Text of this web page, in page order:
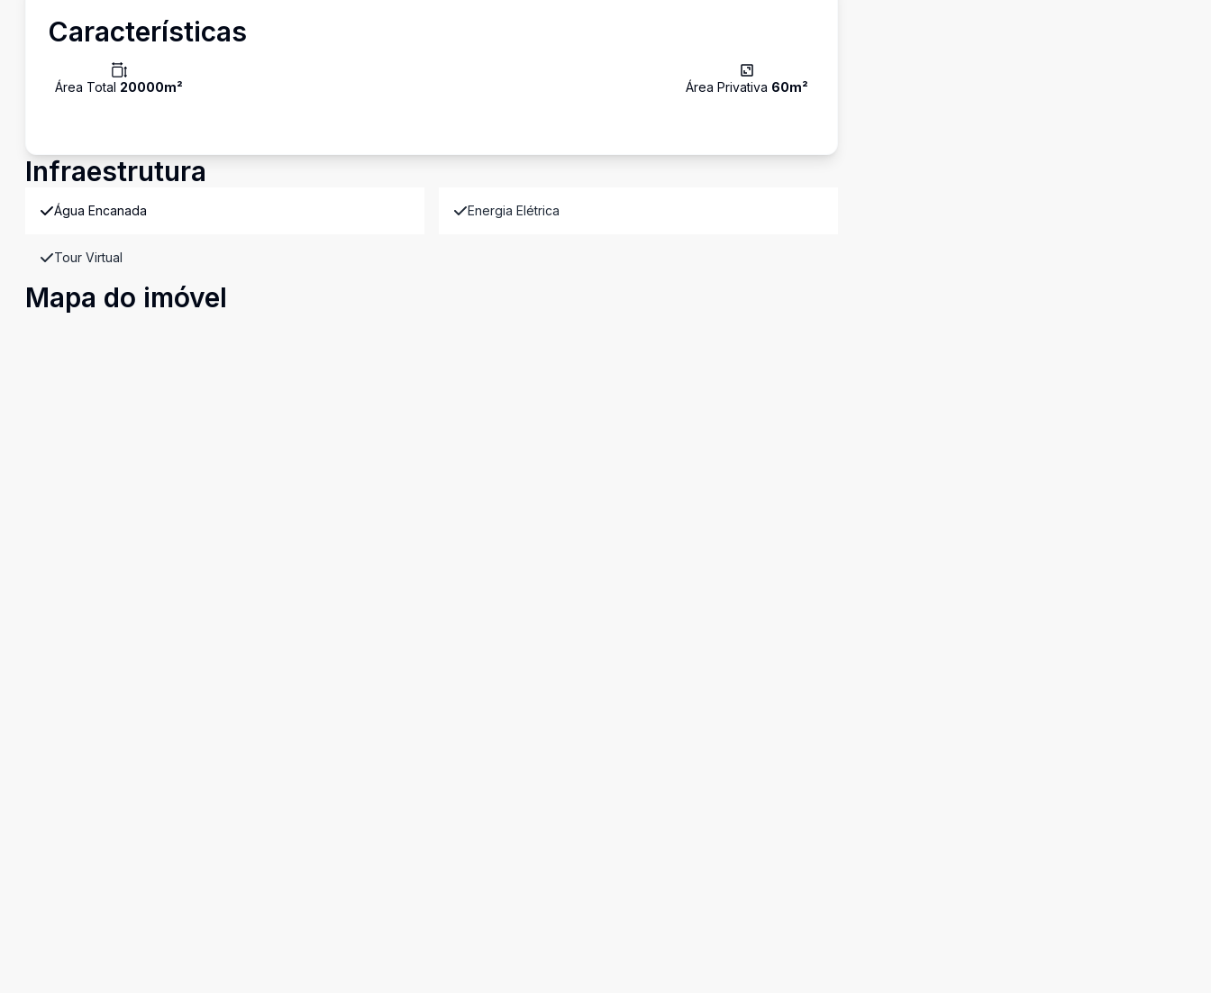
Características
Área Total 20000m² Área Privativa 60m²
Infraestrutura
Água Encanada Energia Elétrica
Tour Virtual
Mapa do imóvel